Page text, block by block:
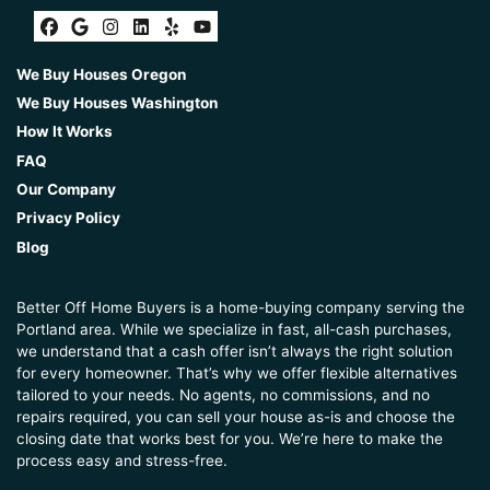
mitigar sus problemas financieros, quedando en
mejor posición para solucionar sus problemas de
Casas EnForeclosure
Facebook
Google Business
Instagram
LinkedIn
YelpYouTube
We Buy Houses Oregon
We Buy Houses Washington
How It Works
FAQ
Our Company
Privacy Policy
Blog
Better Off Home Buyers is a home-buying company serving the
Portland area. While we specialize in fast, all-cash purchases,
we understand that a cash offer isn’t always the right solution
for every homeowner. That’s why we offer flexible alternatives
tailored to your needs. No agents, no commissions, and no
repairs required, you can sell your house as-is and choose the
closing date that works best for you. We’re here to make the
process easy and stress-free.